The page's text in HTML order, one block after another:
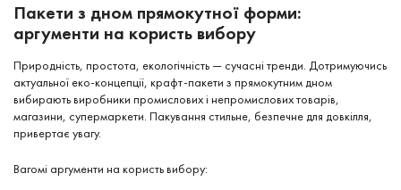
Пакети з дном прямокутної форми:
аргументи на користь вибору
Природність, простота, екологічність — сучасні тренди. Дотримуючись
актуальної еко-концепції, крафт-пакети з прямокутним дном
вибирають виробники промислових і непромислових товарів,
магазини, супермаркети. Пакування стильне, безпечне для довкілля,
привертає увагу.
Вагомі аргументи на користь вибору: